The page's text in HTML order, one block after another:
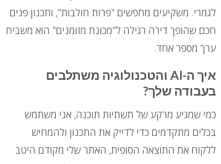
לגמרי. משקיעים מחפשים "פרות חולבות", ותכנון פנים
חכם שהופך דירה רגילה ל"מכונת מזומנים" הוא משביח
ערך מספר אחד.
איך ה-AI והטכנולוגיה משתלבים
בעבודה שלך?
כמי שמגיע מרקע של תשתיות תוכנה, אני משתמש
בכלים מתקדמים כדי לדייק את התכנון ולהמחיש
ללקוח את התוצאה הסופית, האתר שלי מקודם היטב